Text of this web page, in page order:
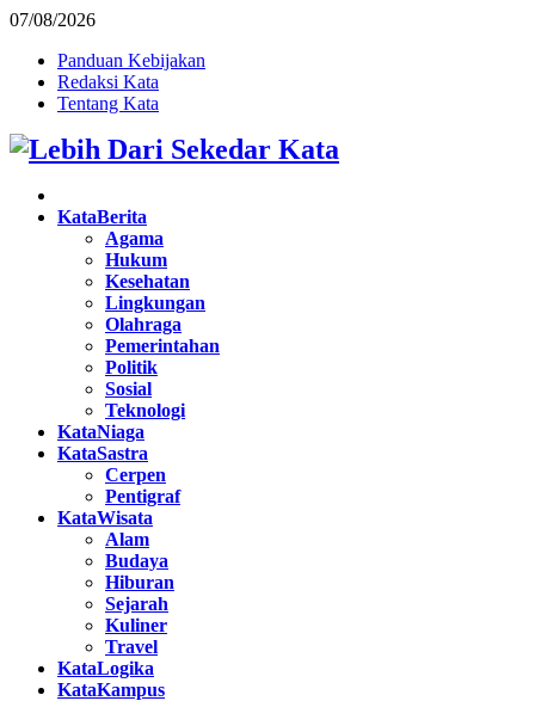
07/08/2026
Panduan Kebijakan
Redaksi Kata
Tentang Kata
Facebook
Twitter
Instagram
Pinterest
Youtube
KataBerita
Agama
Hukum
Kesehatan
Lingkungan
Olahraga
Pemerintahan
Politik
Sosial
Teknologi
KataNiaga
KataSastra
Cerpen
Pentigraf
KataWisata
Alam
Budaya
Hiburan
Sejarah
Kuliner
Travel
KataLogika
KataKampus